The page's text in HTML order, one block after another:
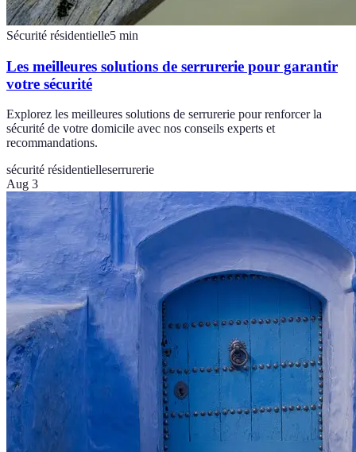
Sécurité résidentielle5 min
Les meilleures solutions de serrurerie pour garantir
votre sécurité
Explorez les meilleures solutions de serrurerie pour renforcer la
sécurité de votre domicile avec nos conseils experts et
recommandations.
sécurité résidentielleserrurerie
Aug 3